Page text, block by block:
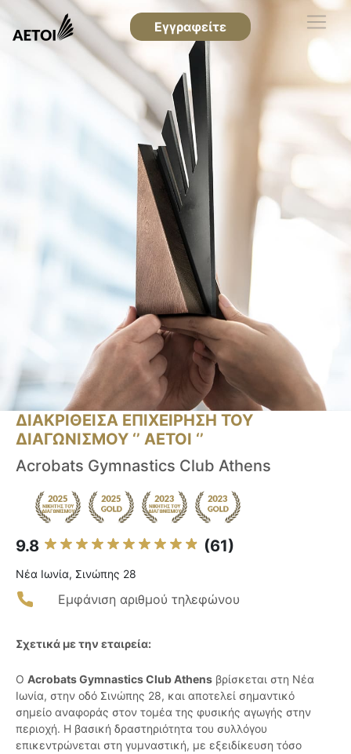
Εγγραφείτε
ΔΙΑΚΡΙΘΕΙΣΑ ΕΠΙΧΕΙΡΗΣΗ ΤΟΥ
ΔΙΑΓΩΝΙΣΜΟΥ ‘’ ΑΕΤΟΙ ‘’
Acrobats Gymnastics Club Athens
9.8 (61)
Νέα Ιωνία, Σινώπης 28
Εμφάνιση αριθμού τηλεφώνου
Σχετικά με την εταιρεία:
Ο Acrobats Gymnastics Club Athens βρίσκεται στη Νέα
Ιωνία, στην οδό Σινώπης 28, και αποτελεί σημαντικό
σημείο αναφοράς στον τομέα της φυσικής αγωγής στην
περιοχή. Η βασική δραστηριότητα του συλλόγου
επικεντρώνεται στη γυμναστική, με εξειδίκευση τόσο